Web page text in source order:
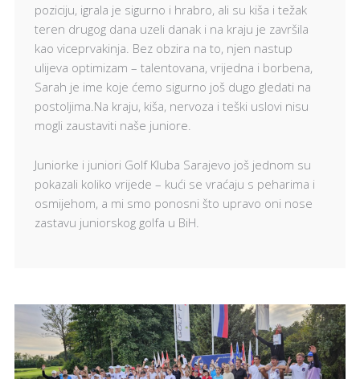
poziciju, igrala je sigurno i hrabro, ali su kiša i težak
teren drugog dana uzeli danak i na kraju je završila
kao viceprvakinja. Bez obzira na to, njen nastup
ulijeva optimizam – talentovana, vrijedna i borbena,
Sarah je ime koje ćemo sigurno još dugo gledati na
postoljima.Na kraju, kiša, nervoza i teški uslovi nisu
mogli zaustaviti naše juniore.
Juniorke i juniori Golf Kluba Sarajevo još jednom su
pokazali koliko vrijede – kući se vraćaju s peharima i
osmijehom, a mi smo ponosni što upravo oni nose
zastavu juniorskog golfa u BiH.